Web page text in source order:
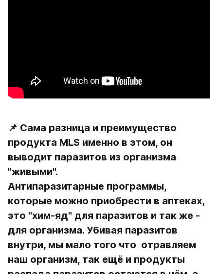
📌 Сама разница и преимущество
продукта MLS именно в этом, он
выводит паразитов из организма
"живыми".
Антипаразитарные программы,
которые можно приобрести в аптеках,
это "хим-яд" для паразитов и так же -
для организма. Убивая паразитов
внутри, мы мало того что  отравляем
наш организм, так ещё и продукты